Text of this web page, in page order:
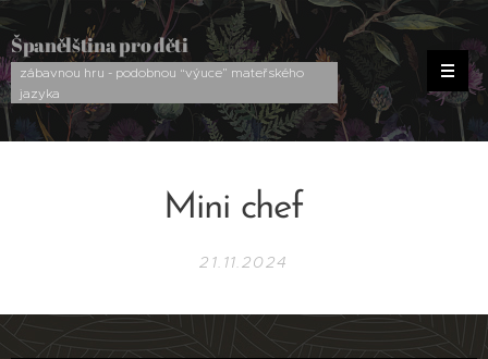
Španělština pro děti
zábavnou hru - podobnou “výuce” mateřského
jazyka
Mini chef
21.11.2024